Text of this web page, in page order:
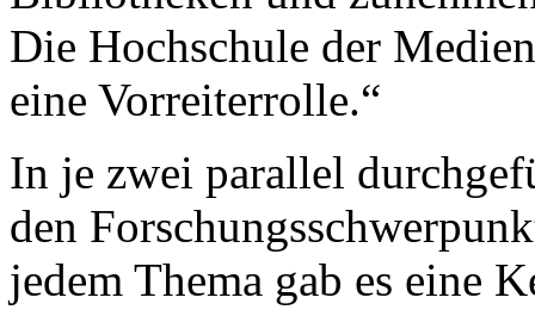
Die Hochschule der
eine Vorreiterrolle.“
In je zwei parallel
den
jedem Thema gab es eine